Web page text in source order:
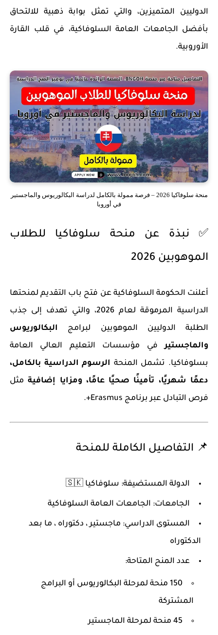
الدوليين المتميزين، والتي تمثل بوابة ذهبية للالتحاق
بأفضل الجامعات العامة السلوفاكية، في قلب القارة
الأوروبية.
منحة سلوفاكيا 2026 – فرصة ممولة بالكامل لدراسة البكالوريوس والماجستير
في أوروبا
✅ نبذة عن منحة سلوفاكيا للطلاب
الموهوبين 2026
أعلنت الحكومة السلوفاكية عن فتح باب التقديم لمنحتها
الدراسية المرموقة لعام 2026، والتي تهدف إلى جذب
الطلبة الدوليين الموهوبين لبرامج
البكالوريوس
والماجستيرفي مؤسسات التعليم العالي العامة
بسلوفاكيا. تشمل المنحة الرسوم الدراسية بالكامل،
دعمًا شهريًا، تأمينًا صحيًا عامًا، ومزايا إضافيةمثل
فرص التبادل عبر برنامج Erasmus+.
📌 التفاصيل الكاملة للمنحة
الدولة المستضيفة: سلوفاكيا 🇸🇰
الجامعات: الجامعات العامة السلوفاكية
المستوى الدراسي: ماجستير ، دكتوراه ، ما بعد
الدكتوراه
عدد المنح المتاحة:
150 منحة لمرحلة البكالوريوس أو البرامج
المشتركة
45 منحة لمرحلة الماجستير